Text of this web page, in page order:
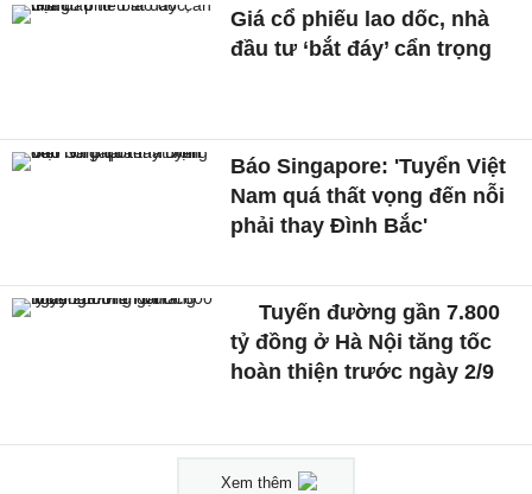
Giá cổ phiếu lao dốc, nhà
đầu tư ‘bắt đáy’ cẩn trọng
Báo Singapore: 'Tuyển Việt
Nam quá thất vọng đến nỗi
phải thay Đình Bắc'
Tuyến đường gần 7.800
tỷ đồng ở Hà Nội tăng tốc
hoàn thiện trước ngày 2/9
Xem thêm